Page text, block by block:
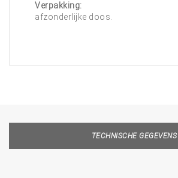
Verpakking:
afzonderlijke doos.
TECHNISCHE GEGEVENS